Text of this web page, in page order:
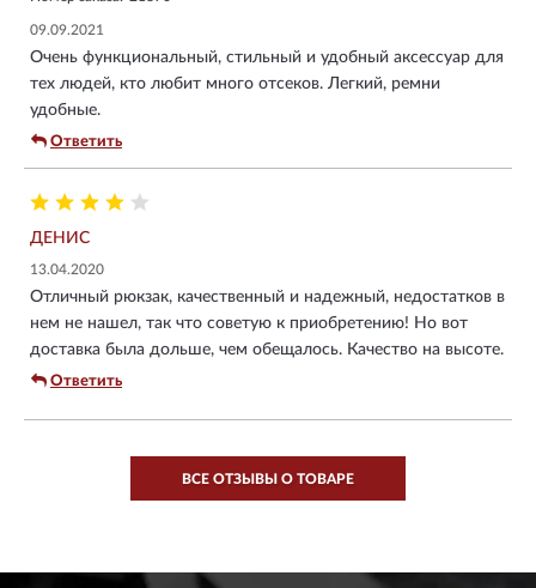
09.09.2021
Очень функциональный, стильный и удобный аксессуар для
тех людей, кто любит много отсеков. Легкий, ремни
удобные.
Ответить
ДЕНИС
13.04.2020
Отличный рюкзак, качественный и надежный, недостатков в
нем не нашел, так что советую к приобретению! Но вот
доставка была дольше, чем обещалось. Качество на высоте.
Ответить
ВСЕ ОТЗЫВЫ О ТОВАРЕ